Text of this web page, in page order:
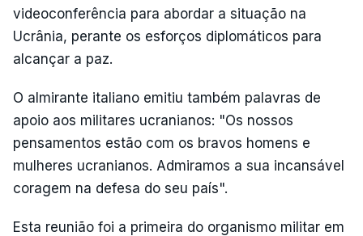
videoconferência para abordar a situação na
Ucrânia, perante os esforços diplomáticos para
alcançar a paz.
O almirante italiano emitiu também palavras de
apoio aos militares ucranianos: "Os nossos
pensamentos estão com os bravos homens e
mulheres ucranianos. Admiramos a sua incansável
coragem na defesa do seu país".
Esta reunião foi a primeira do organismo militar em